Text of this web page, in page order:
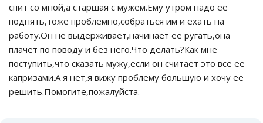
спит со мной,а старшая с мужем.Ему утром надо ее
поднять,тоже проблемно,собраться им и ехать на
работу.Он не выдерживает,начинает ее ругать,она
плачет по поводу и без него.Что делать?Как мне
поступить,что сказать мужу,если он считает это все ее
капризами.А я нет,я вижу проблему большую и хочу ее
решить.Помогите,пожалуйста.